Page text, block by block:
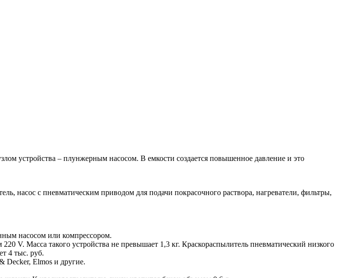
устройства – плунжерным насосом. В емкости создается повышенное давление и это
насос с пневматическим приводом для подачи покрасочного раствора, нагреватели, фильтры,
насосом или компрессором.
V. Масса такого устройства не превышает 1,3 кг. Краскораспылитель пневматический низкого
4 тыс. руб.
Decker, Elmos и другие.